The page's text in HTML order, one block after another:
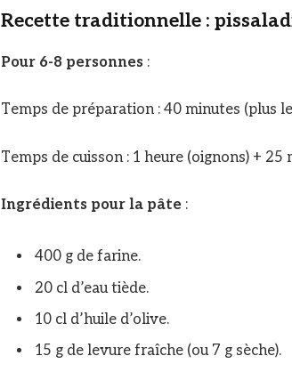
Recette traditionnelle :
Pour 6-8 personnes :
Temps de préparation : 40 minutes (plus
Temps de cuisson : 1 heure (oignons) + 25
Ingrédients pour la pâte :
400 g de farine.
20 cl d’eau tiède.
10 cl d’huile d’olive.
15 g de levure fraîche (ou 7 g sèche).